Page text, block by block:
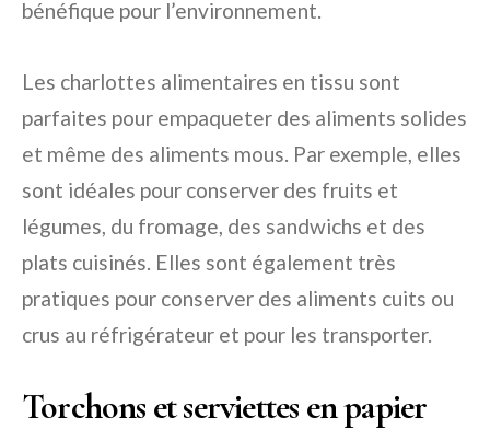
bénéfique pour l’environnement.
Les charlottes alimentaires en tissu sont
parfaites pour empaqueter des aliments solides
et même des aliments mous. Par exemple, elles
sont idéales pour conserver des fruits et
légumes, du fromage, des sandwichs et des
plats cuisinés. Elles sont également très
pratiques pour conserver des aliments cuits ou
crus au réfrigérateur et pour les transporter.
Torchons et serviettes en papier